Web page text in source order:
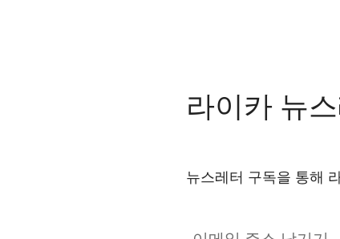
라이카 뉴
뉴스레터 구독을 통해